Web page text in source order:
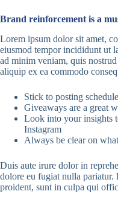
Brand reinforcement is a
Lorem ipsum dolor sit amet,
eiusmod tempor incididunt ut
ad minim veniam, quis
aliquip ex ea commodo
Stick to posting
Giveaways are a great
Look into your insights
Instagram
Always be clear on
Duis aute irure dolor in
dolore eu fugiat nulla pariatur.
proident, sunt in culpa qui